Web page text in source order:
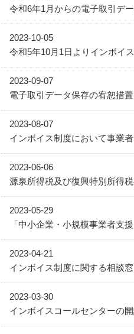
令和6年1月からの電子取引デ
2023-10-05
令和5年10月1日よりインボイ
2023-09-07
電子取引データ保存の宥恕措
2023-08-07
インボイス制度において事業
2023-06-06
源泉所得税及び復興特別所得
2023-05-29
「中小企業・小規模事業者
2023-04-21
インボイス制度に関する相談
2023-03-30
インボイスコールセンターの